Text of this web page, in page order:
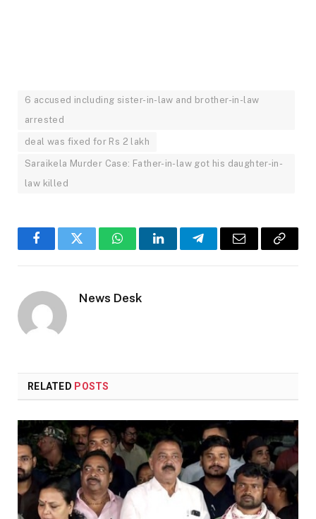
6 accused including sister-in-law and brother-in-law
arrested
deal was fixed for Rs 2 lakh
Saraikela Murder Case: Father-in-law got his daughter-in-
law killed
FacebookTwitter WhatsAppLinkedInTelegramEmail
Copy
News Desk
RELATED POSTS